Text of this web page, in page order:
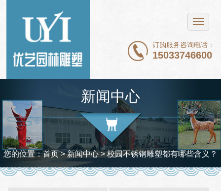
订购服务咨询电话：
15033746600
铜雕塑
石雕
玻璃钢雕塑
新闻中心
案例展示
关于我们
新闻中心
您的位置：首页>新闻中心> 校园不锈钢雕塑都有哪些含义？